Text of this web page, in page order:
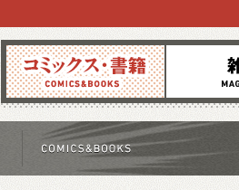
コミックス 雑誌